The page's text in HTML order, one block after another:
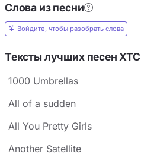
Слова из песни
Войдите, чтобы разобрать слова
Тексты лучших песен XTC
1000 Umbrellas
All of a sudden
All You Pretty Girls
Another Satellite